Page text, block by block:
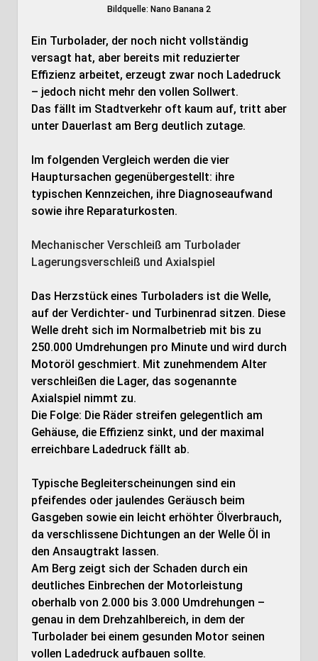
Bildquelle: Nano Banana 2
Ein Turbolader, der noch nicht vollständig
versagt hat, aber bereits mit reduzierter
Effizienz arbeitet, erzeugt zwar noch Ladedruck
– jedoch nicht mehr den vollen Sollwert.
Das fällt im Stadtverkehr oft kaum auf, tritt aber
unter Dauerlast am Berg deutlich zutage.
Im folgenden Vergleich werden die vier
Hauptursachen gegenübergestellt: ihre
typischen Kennzeichen, ihre Diagnoseaufwand
sowie ihre Reparaturkosten.
Mechanischer Verschleiß am Turbolader
Lagerungsverschleiß und Axialspiel
Das Herzstück eines Turboladers ist die Welle,
auf der Verdichter- und Turbinenrad sitzen. Diese
Welle dreht sich im Normalbetrieb mit bis zu
250.000 Umdrehungen pro Minute und wird durch
Motoröl geschmiert. Mit zunehmendem Alter
verschleißen die Lager, das sogenannte
Axialspiel nimmt zu.
Die Folge: Die Räder streifen gelegentlich am
Gehäuse, die Effizienz sinkt, und der maximal
erreichbare Ladedruck fällt ab.
Typische Begleiterscheinungen sind ein
pfeifendes oder jaulendes Geräusch beim
Gasgeben sowie ein leicht erhöhter Ölverbrauch,
da verschlissene Dichtungen an der Welle Öl in
den Ansaugtrakt lassen.
Am Berg zeigt sich der Schaden durch ein
deutliches Einbrechen der Motorleistung
oberhalb von 2.000 bis 3.000 Umdrehungen –
genau in dem Drehzahlbereich, in dem der
Turbolader bei einem gesunden Motor seinen
vollen Ladedruck aufbauen sollte.